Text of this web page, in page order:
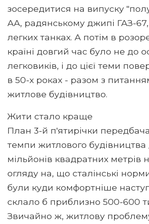
зосередитися на випуску
АА, радянському джипі ГАЗ-
легких танках. А потім в
країні довгий час було не до
легковиків, і до цієї теми
в 50-х роках - разом з
житлове будівництво.
Жити стало краще
План 3-й п'ятирічки
темпи житлового будівництва
мільйонів квадратних метрів
огляду на, що сталінські
були куди комфортніше
склало б приблизно 500-600
Звичайно ж, житлову